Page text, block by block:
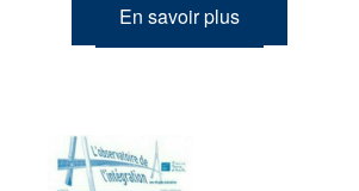
En savoir plus